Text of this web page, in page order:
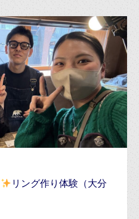
リング作り体験（大分